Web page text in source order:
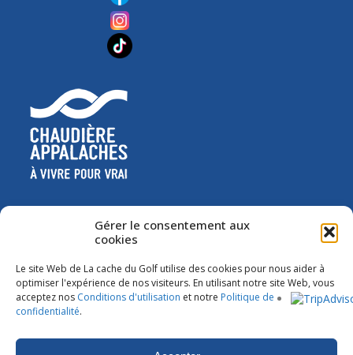
Gérer le consentement aux
cookies
Le site Web de La cache du Golf utilise des cookies pour nous aider à
optimiser l'expérience de nos visiteurs. En utilisant notre site Web, vous
acceptez nos Conditions d'utilisation et notre Politique de
confidentialité.